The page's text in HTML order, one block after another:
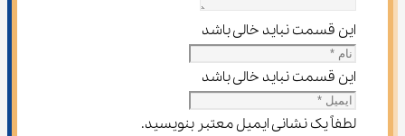
این قسمت نباید خالی باشد
این قسمت نباید خالی باشد
لطفاً یک نشانی ایمیل معتبر بنویسید.